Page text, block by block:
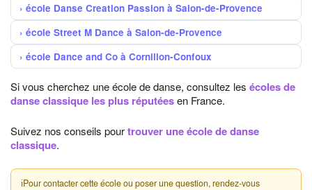
école Danse Creation Passion à Salon-de-Provence
école Street M Dance à Salon-de-Provence
école Dance and Co à Cornillon-Confoux
Si vous cherchez une école de danse, consultez les écoles de
danse classique les plus réputéesen France.
Suivez nos conseils pourtrouver une école de danse
classique.
ℹPour contacter cette école ou poser une question, rendez-vous